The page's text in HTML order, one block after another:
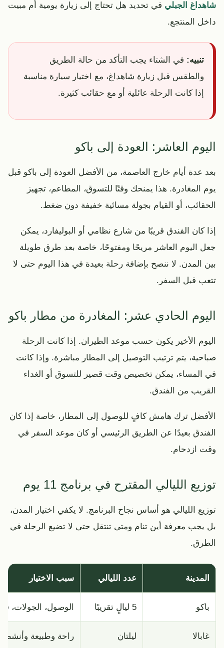
شاهداغ الجبلي في تحديد هل تحتاج إلى زيارة يومية أم مبيت
داخل المنتجع.
تنبيه: في الشتاء يجب التأكد من حالة الطريق
والطقس قبل زيارة شاهداغ، مع اختيار سيارة مناسبة
إذا كانت الرحلة عائلية أو مع حقائب كثيرة.
اليوم العاشر: العودة إلى باكو
بعد عدة أيام خارج العاصمة، من الأفضل العودة إلى باكو قبل
يوم المغادرة. هذا يمنحك وقتًا للتسوق، المطاعم، تجهيز
الحقائب، أو القيام بجولة مسائية خفيفة دون ضغط.
إذا كان الفندق قريبًا من شارع نظامي أو البوليفارد، يمكن
جعل اليوم العاشر مريحًا ومفتوحًا، خاصة بعد طرق طويلة
بين المدن. لا ننصح بإضافة رحلة بعيدة في هذا اليوم حتى لا
تتعب قبل السفر.
اليوم الحادي عشر: المغادرة من مطار باكو
اليوم الأخير يكون حسب موعد الطيران. إذا كانت الرحلة
صباحية، يتم ترتيب التوصيل إلى المطار مباشرة. وإذا كانت
في المساء، يمكن تخصيص وقت قصير للتسوق أو الغداء
القريب من الفندق.
الأفضل ترك هامش كافٍ للوصول إلى المطار، خاصة إذا كان
الفندق بعيدًا عن الطريق الرئيسي أو كان موعد السفر في
وقت ازدحام.
توزيع الليالي المقترح في برنامج 11 يوم
توزيع الليالي هو أساس نجاح البرنامج. لا يكفي اختيار المدن،
بل يجب معرفة أين تنام ومتى تنتقل حتى لا تضيع الرحلة في
الطرق.
المدينة عدد الليالي سبب الاختيار
باكو 5 ليالٍ تقريبًا الوصول، الجولات،
غابالا ليلتان راحة وطبيعة وأنشطة